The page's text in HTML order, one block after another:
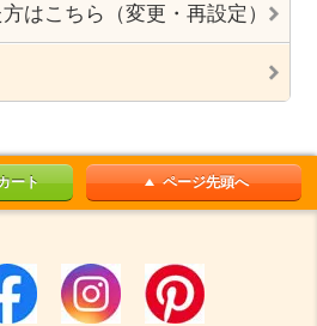
はこちら（変更・再設定）
ート ページ先頭へ